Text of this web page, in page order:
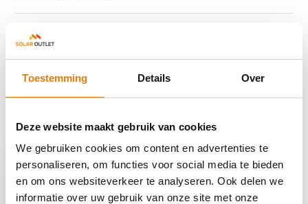
Toestemming Details Over
Deze website maakt gebruik van cookies
We gebruiken cookies om content en advertenties te
personaliseren, om functies voor social media te bieden
en om ons websiteverkeer te analyseren. Ook delen we
informatie over uw gebruik van onze site met onze
Reviews
Delen
Recent bekeken